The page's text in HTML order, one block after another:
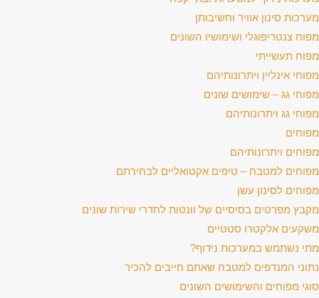
מערכות סינון אוויר וחשיבותן
מפוח צנטריפוגלי ושימושיו השונים
מפוח תעשייתי
מפוחי אינליין ויתרונותיהם
מפוחי גג – שימושים שונים
מפוחי גג ויתרונותיהם
מפוחים
מפוחים ויתרונותיהם
מפוחים למטבח – טיפים אקטואליים לבחירתם
מפוחים לסינון עשן
מקבץ מפרטים בסיסיים של וונטות לחדרי שירות שונים
משקעים אלקטרו סטטיים
מתי נשתמש במערכות נידוף?
נתוני המנדפים למטבח שאתם חייבים להכיר
סוגי מפוחים והשימושים השונים